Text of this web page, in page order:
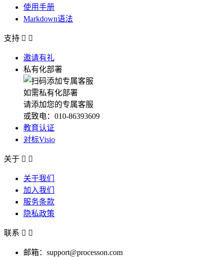
使用手册
Markdown语法
支持  
邀请有礼
私有化部署
如需私有化部署
请添加您的专属客服
或致电：010-86393609
教育认证
对标Visio
关于  
关于我们
加入我们
服务条款
隐私政策
联系  
邮箱：support@processon.com